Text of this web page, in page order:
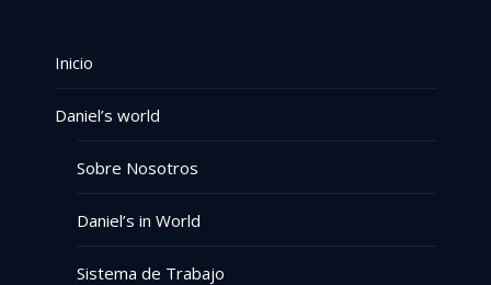
Inicio
Daniel’s world
Sobre Nosotros
Daniel’s in World
Sistema de Trabajo